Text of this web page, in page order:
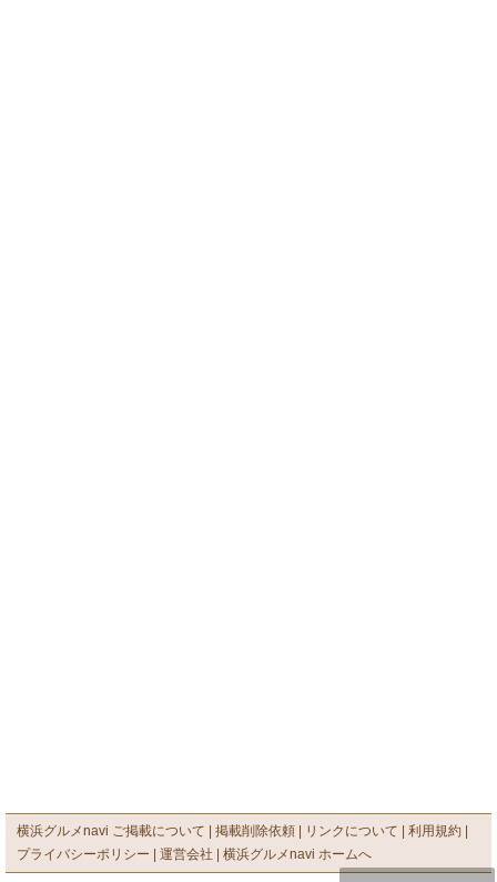
横浜グルメnavi ご掲載について 掲載削除依頼 リンクについて
利用規約
プライバシーポリシー
運営会社 横浜グルメnavi ホームへ